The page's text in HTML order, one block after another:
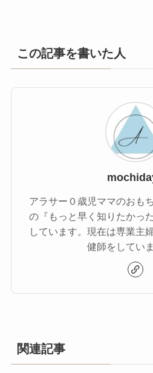
この記事を書いた人
アラサー０歳児ママのおも
の『もっと早く知りたかっ
しています。現在は専業主
健師をしてい
関連記事